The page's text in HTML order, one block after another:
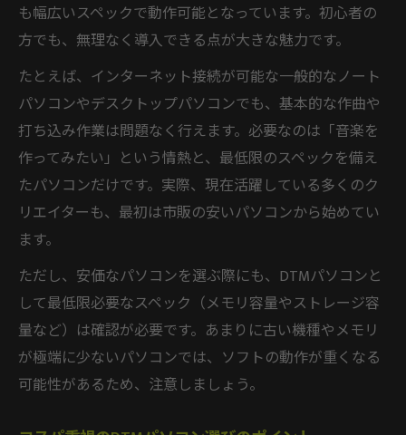
も幅広いスペックで動作可能となっています。初心者の
方でも、無理なく導入できる点が大きな魅力です。
たとえば、インターネット接続が可能な一般的なノート
パソコンやデスクトップパソコンでも、基本的な作曲や
打ち込み作業は問題なく行えます。必要なのは「音楽を
作ってみたい」という情熱と、最低限のスペックを備え
たパソコンだけです。実際、現在活躍している多くのク
リエイターも、最初は市販の安いパソコンから始めてい
ます。
ただし、安価なパソコンを選ぶ際にも、DTMパソコンと
して最低限必要なスペック（メモリ容量やストレージ容
量など）は確認が必要です。あまりに古い機種やメモリ
が極端に少ないパソコンでは、ソフトの動作が重くなる
可能性があるため、注意しましょう。